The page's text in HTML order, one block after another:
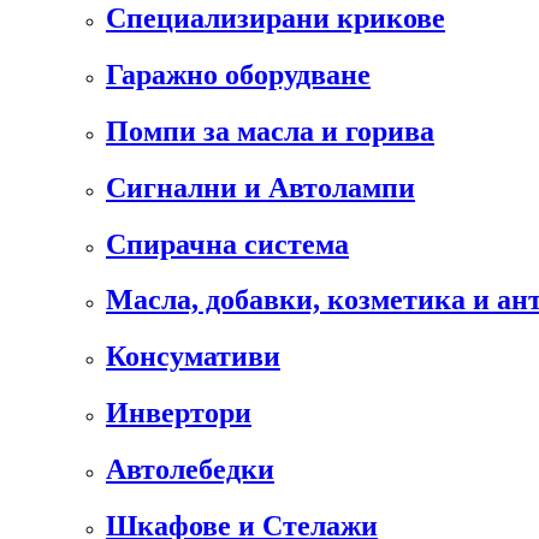
Специализирани крикове
Гаражно оборудване
Помпи за масла и горива
Сигнални и Автолампи
Спирачна система
Масла, добавки, козметика и
Консумативи
Инвертори
Автолебедки
Шкафове и Стелажи